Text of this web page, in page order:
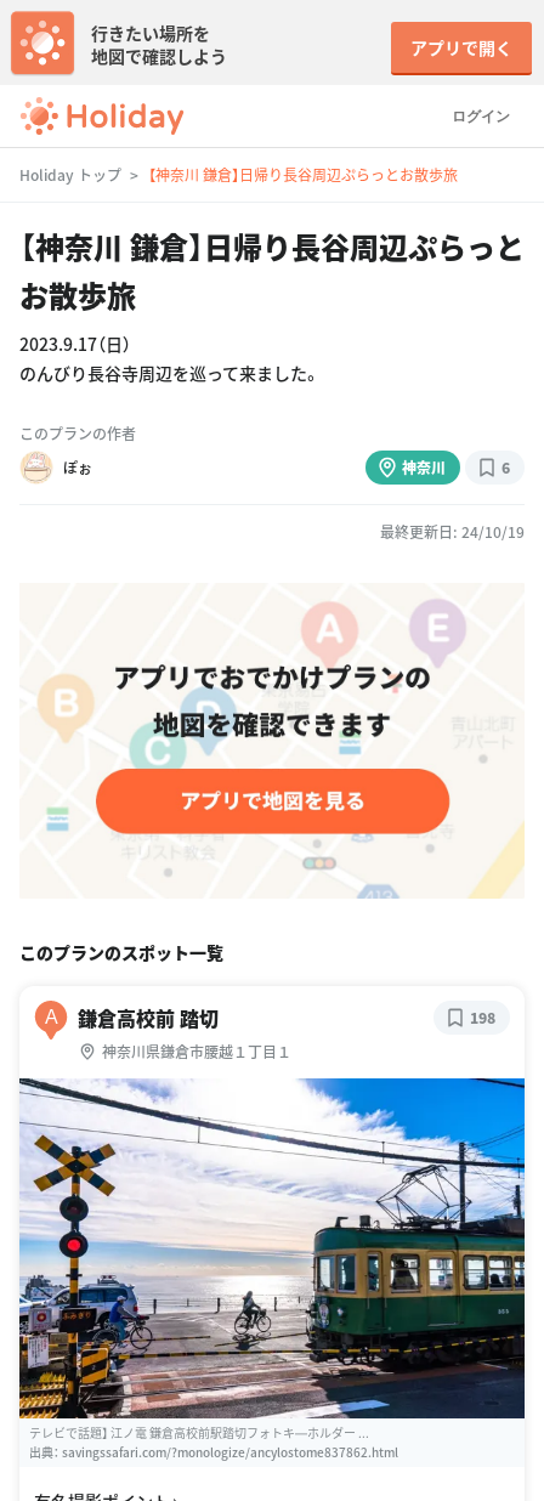
ログイン
行きたい場所を
地図で確認しよう
アプリで開く
Holiday トップ 【神奈川 鎌倉】日帰り長谷周辺ぷらっとお散歩旅
【神奈川 鎌倉】日帰り長谷周辺ぷらっと
お散歩旅
2023.9.17（日）
のんびり長谷寺周辺を巡って来ました。
このプランの作者
ぽぉ
神奈川 6
最終更新日: 24/10/19
このプランのスポット一覧
A 鎌倉高校前 踏切
神奈川県鎌倉市腰越１丁目１
198
テレビで話題】 江ノ電 鎌倉高校前駅踏切フォトキ―ホルダー ...
出典： savingssafari.com/?monologize/ancylostome837862.html